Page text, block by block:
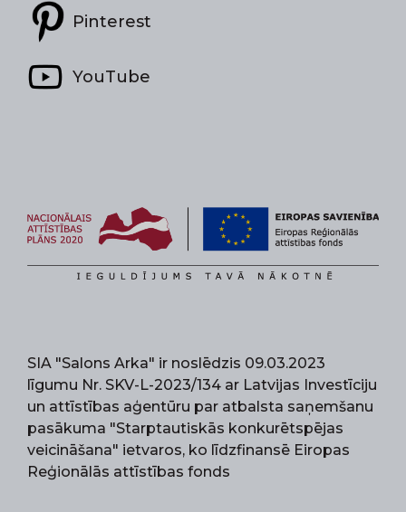
Pinterest
YouTube
SIA "Salons Arka" ir noslēdzis 09.03.2023
līgumu Nr. SKV-L-2023/134 ar Latvijas Investīciju
un attīstības aģentūru par atbalsta saņemšanu
pasākuma "Starptautiskās konkurētspējas
veicināšana" ietvaros, ko līdzfinansē Eiropas
Reģionālās attīstības fonds